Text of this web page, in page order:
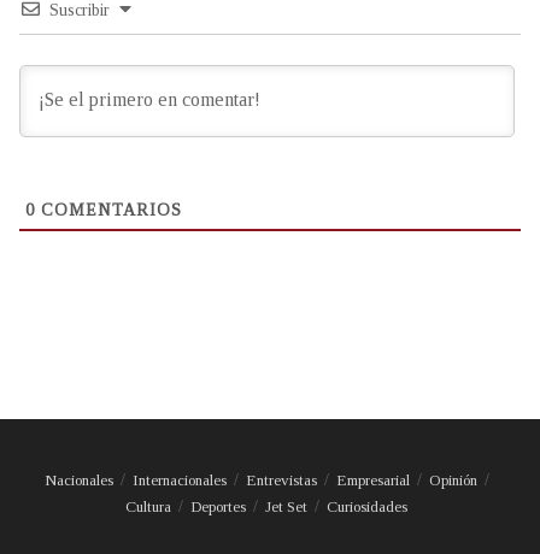
Suscribir
0 COMENTARIOS
Nacionales Internacionales Entrevistas Empresarial
Opinión
Cultura
Deportes Jet Set Curiosidades